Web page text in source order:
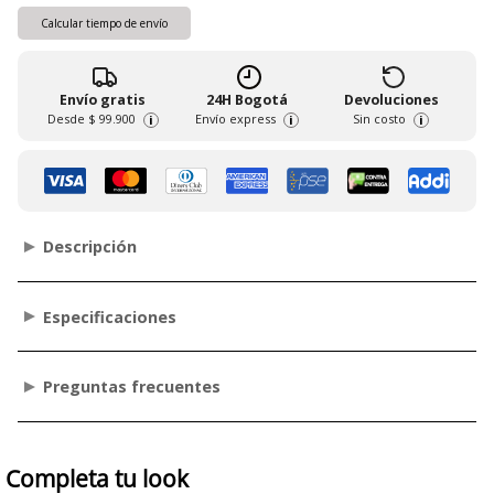
Calcular tiempo de envío
Envío gratis
Desde $ 99.900 i
24H Bogotá
Envío express i
Devoluciones
Sin costo i
Descripción
Especificaciones
Preguntas frecuentes
Completa tu look